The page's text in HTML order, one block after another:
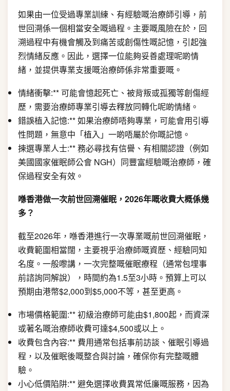
如果由一位受過專業訓練、有經驗嘅治療師引導，前
世回溯係一個相當安全嘅過程。主要嘅風險在於，回
溯過程中有機會觸及到痛苦或創傷性嘅記憶，引起強
烈情緒反應。因此，選擇一位能夠妥善處理呢啲情
緒，並提供專業支援嘅治療師係非常重要嘅。
情緒衝擊:** 可能會憶起死亡、被背叛或孤獨等創傷經
歷，需要治療師專業引導去釋放同轉化呢啲情緒。
錯誤植入記憶:** 如果治療師唔夠專業，可能會用引導
性問題，無意中「植入」一啲唔屬於你嘅記憶。
揀選專業人士:** 務必尋找有信譽、有相關認證（例如
美國國家催眠師公會 NGH）同豐富經驗嘅治療師，確
保過程安全有效。
喺香港做一次前世回溯催眠，2026年嘅收費大概係幾
多？
截至2026年，喺香港進行一次專業嘅前世回溯催眠，
收費範圍相當闊，主要視乎治療師嘅資歷、經驗同知
名度。一般嚟講，一次完整嘅催眠療程（通常包埋事
前諮詢同解說），時間約為1.5至3小時。預算上可以
預期由港幣$2,000到$5,000不等，甚至更高。
市場價格範圍:** 初級治療師可能由$1,800起，而資深
或著名嘅治療師收費可達$4,500或以上。
收費包含內容:** 費用通常包括事前訪談、催眠引導過
程，以及催眠後嘅整合與討論，確保你有完整嘅體
驗。
小心低價陷阱:** 避免選擇收費異常低廉嘅服務，因為